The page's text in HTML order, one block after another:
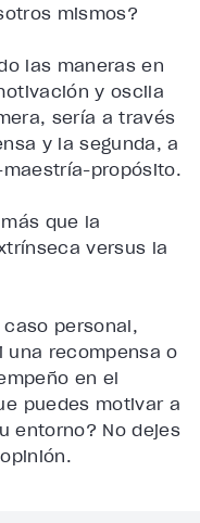
mismos?
las maneras en
y oscila
sería a través
y la segunda, a
propósito.
que la
versus la
personal,
recompensa o
en el
puedes motivar a
entorno? No dejes